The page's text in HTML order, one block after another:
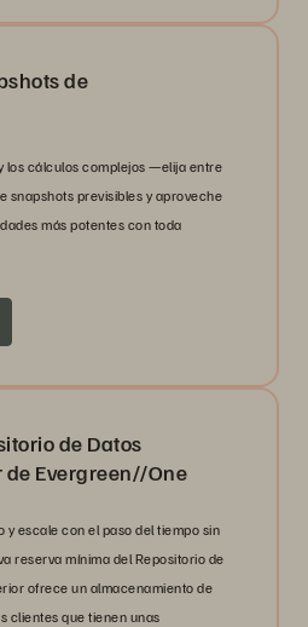
de
los cálculos complejos —elija entre
snapshots previsibles y aproveche
más potentes con toda
de Datos
Evergreen//One
y escale con el paso del tiempo sin
reserva mínima del Repositorio de
ofrece un almacenamiento de
clientes que tienen unas